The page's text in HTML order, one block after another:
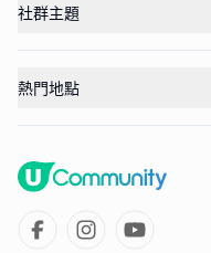
社群主題
熱門地點